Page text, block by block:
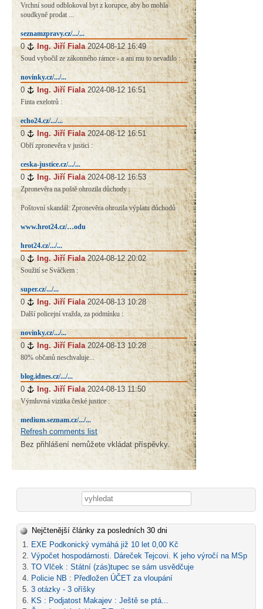
Vrchní soud odblokoval byt z korupce, aby ho mohla
soudkyně prodat ...
seznamzpravy.cz/.../...
0 # Ing. Jiří Fiala 2024-08-12 16:49
Soud vybočil ze zákonného rámce - a ani mu to nevadilo :
novinky.cz/.../...
0 # Ing. Jiří Fiala 2024-08-12 16:51
Finta exelotrů :
echo24.cz/.../...
0 # Ing. Jiří Fiala 2024-08-12 16:51
Obří zpronevěra v justici :
ceska-justice.cz/.../...
0 # Ing. Jiří Fiala 2024-08-12 16:53
Zpronevěra na poště ohrozila důchody :
Poštovní skandál: Zpronevěra ohrozila výplatu důchodů
www.hrot24.cz/…odu
hrot24.cz/.../...
0 # Ing. Jiří Fiala 2024-08-12 20:02
Soužití se Sváčkem :
super.cz/.../...
0 # Ing. Jiří Fiala 2024-08-13 10:28
Další policejní vražda, za podmínku :
novinky.cz/.../...
0 # Ing. Jiří Fiala 2024-08-13 10:28
80% občanů neschvaluje...
blog.idnes.cz/.../...
0 # Ing. Jiří Fiala 2024-08-13 11:50
Výmluvná vizitka české justice :
medium.seznam.cz/.../...
Refresh comments list
Bez přihlášení nemůžete vkládat příspěvky.
Vyhledávání
Nejčtenější články za posledních 30 dni
EXE Podkonický vymáhá již 10 let 0,00 Kč
Výpočet hospodárnosti. Dáreček Tejcovi. K jeho výročí na MSp
TO Vlček : Státní (zás)tupec se sám usvědčuje
Policie NB : Předložen ÚČET za vloupání
3 otázky - 3 oříšky
KS : Podjatost Makajev : Ještě se ptá...